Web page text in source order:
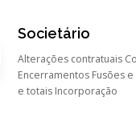
Societário
Alterações contratuais
Encerramentos Fusões e
e totais Incorporação